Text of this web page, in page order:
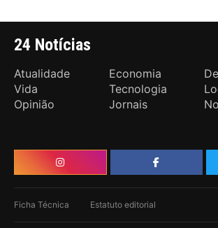
24 Notícias
Atualidade Economia
Vida
Tecnologia
Opinião
Jornais
Ficha Técnica Estatuto editorial